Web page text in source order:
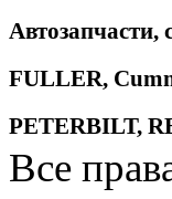
Автозапчасти,
FULLER,
PETERBILT,
Все